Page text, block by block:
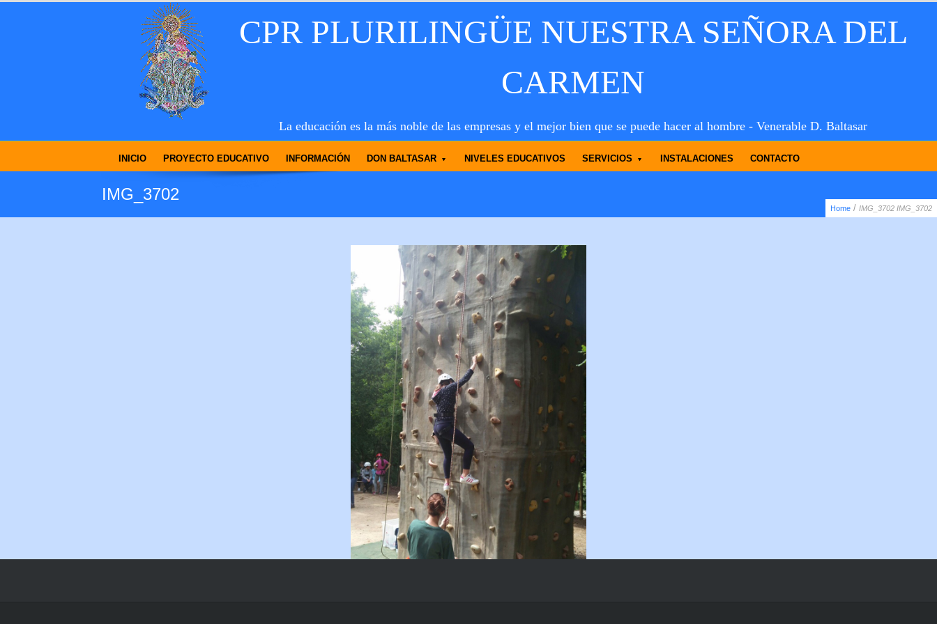
CPR PLURILINGÜE NUESTRA SEÑORA DEL
CARMEN
La educación es la más noble de las empresas y el mejor bien que se puede hacer al hombre - Venerable D. Baltasar
INICIO PROYECTO EDUCATIVO INFORMACIÓN DON BALTASAR NIVELES EDUCATIVOS SERVICIOS INSTALACIONES CONTACTO
Home / IMG_3702 IMG_3702
IMG_3702